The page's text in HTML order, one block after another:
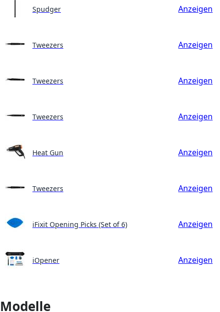
Spudger Anzeigen
Tweezers Anzeigen
Tweezers Anzeigen
Tweezers Anzeigen
Heat Gun Anzeigen
Tweezers Anzeigen
iFixit Opening Picks (Set of 6) Anzeigen
iOpener Anzeigen
Modelle